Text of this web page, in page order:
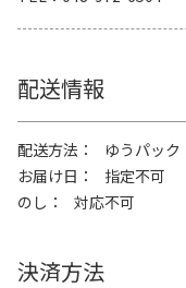
配送情報
配送方法
ゆうパック
お届け日
指定不可
のし
対応不可
決済方法